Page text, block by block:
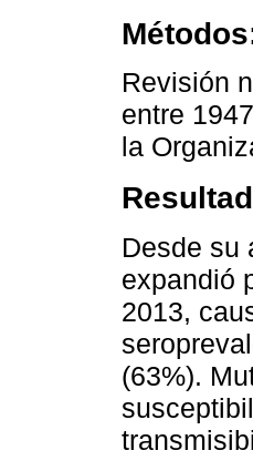
Revisión
entre
la
Desde su
expandió
2013,
(63%).